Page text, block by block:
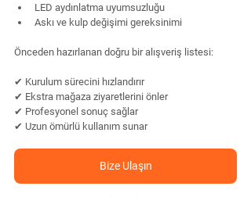
LED aydınlatma uyumsuzluğu
Askı ve kulp değişimi gereksinimi
Önceden hazırlanan doğru bir alışveriş listesi:
✔ Kurulum sürecini hızlandırır
✔ Ekstra mağaza ziyaretlerini önler
✔ Profesyonel sonuç sağlar
✔ Uzun ömürlü kullanım sunar
Bize Ulaşın